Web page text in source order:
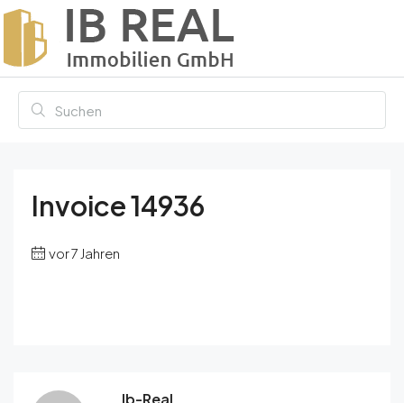
Invoice 14936
vor 7 Jahren
Ib-Real